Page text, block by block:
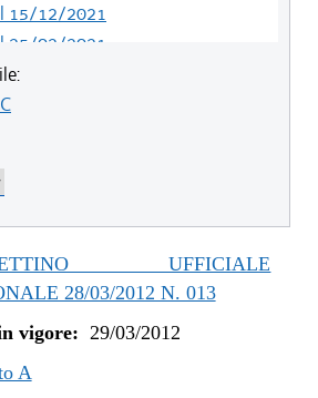
15/12/2021
25/02/2021
12/2020
08/2019
11/2018
04/04/2018
04/01/2018
08/2017
12/06/2017
14/04/2017
12/2016
UFFICIALE
28/03/2012 N. 013
vigore: 29/03/2012
A